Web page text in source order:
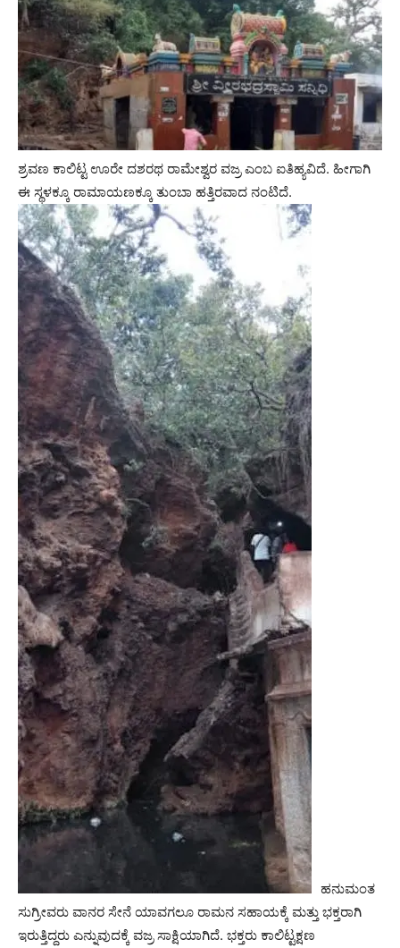
ಶ್ರವಣ ಕಾಲಿಟ್ಟ ಊರೇ ದಶರಥ ರಾಮೇಶ್ವರ ವಜ್ರ ಎಂಬ ಐತಿಹ್ಯವಿದೆ. ಹೀಗಾಗಿ
ಈ ಸ್ಥಳಕ್ಕೂ ರಾಮಾಯಣಕ್ಕೂ ತುಂಬಾ ಹತ್ತಿರವಾದ ನಂಟಿದೆ.
ಹನುಮಂತ
ಸುಗ್ರೀವರು ವಾನರ ಸೇನೆ ಯಾವಗಲೂ ರಾಮನ ಸಹಾಯಕ್ಕೆ ಮತ್ತು ಭಕ್ತರಾಗಿ
ಇರುತ್ತಿದ್ದರು ಎನ್ನುವುದಕ್ಕೆ ವಜ್ರ ಸಾಕ್ಷಿಯಾಗಿದೆ. ಭಕ್ತರು ಕಾಲಿಟ್ಟಕ್ಷಣ